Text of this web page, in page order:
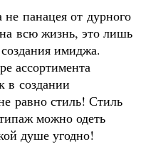
панацея от дурного
всю жизнь, это лишь
имиджа.
ассортимента
в создании
равно стиль! Стиль
можно одеть
душе угодно!